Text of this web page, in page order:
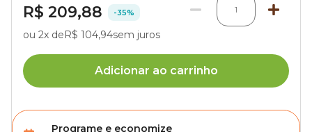
R$ 209,88 -35% 1
ou 2x deR$ 104,94sem juros
Adicionar ao carrinho
Programe e economize